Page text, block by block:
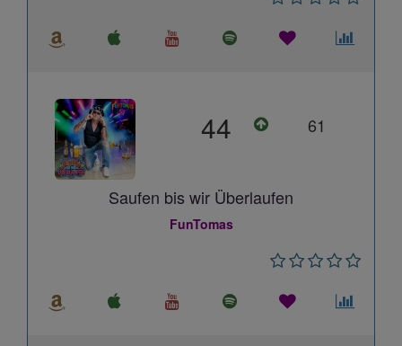
44 61
Saufen bis wir Überlaufen
FunTomas